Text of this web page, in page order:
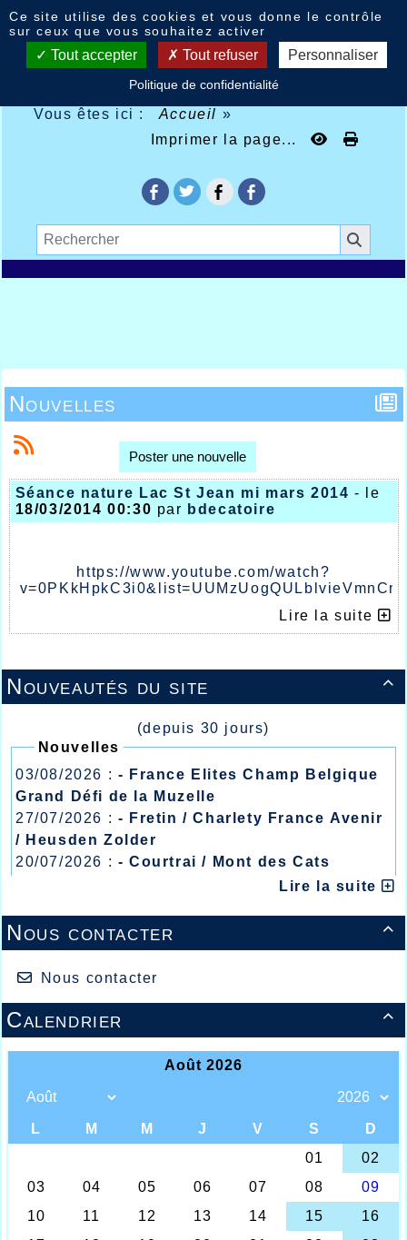
Vous êtes ici : Accueil »
Imprimer la page...

Nouveautés du site
(depuis 30 jours)
Nouvelles
03/08/2026 : - France Elites Champ Belgique
Grand Défi de la Muzelle
27/07/2026 : - Fretin / Charlety France Avenir
/ Heusden Zolder
20/07/2026 : - Courtrai / Mont des Cats
- Lyon / Meeting Abeilles /Lire la suite

Nous contacter
Nous contacter

Calendrier
Nouvelles
Poster une nouvelle
Séance nature Lac St Jean mi mars 2014 - le
18/03/2014 00:30 par bdecatoire
https://www.youtube.com/watch?
Lire la suite
Ce site utilise des cookies et vous donne le contrôle
sur ceux que vous souhaitez activer
Tout accepter Tout refuser Personnaliser
Politique de confidentialité